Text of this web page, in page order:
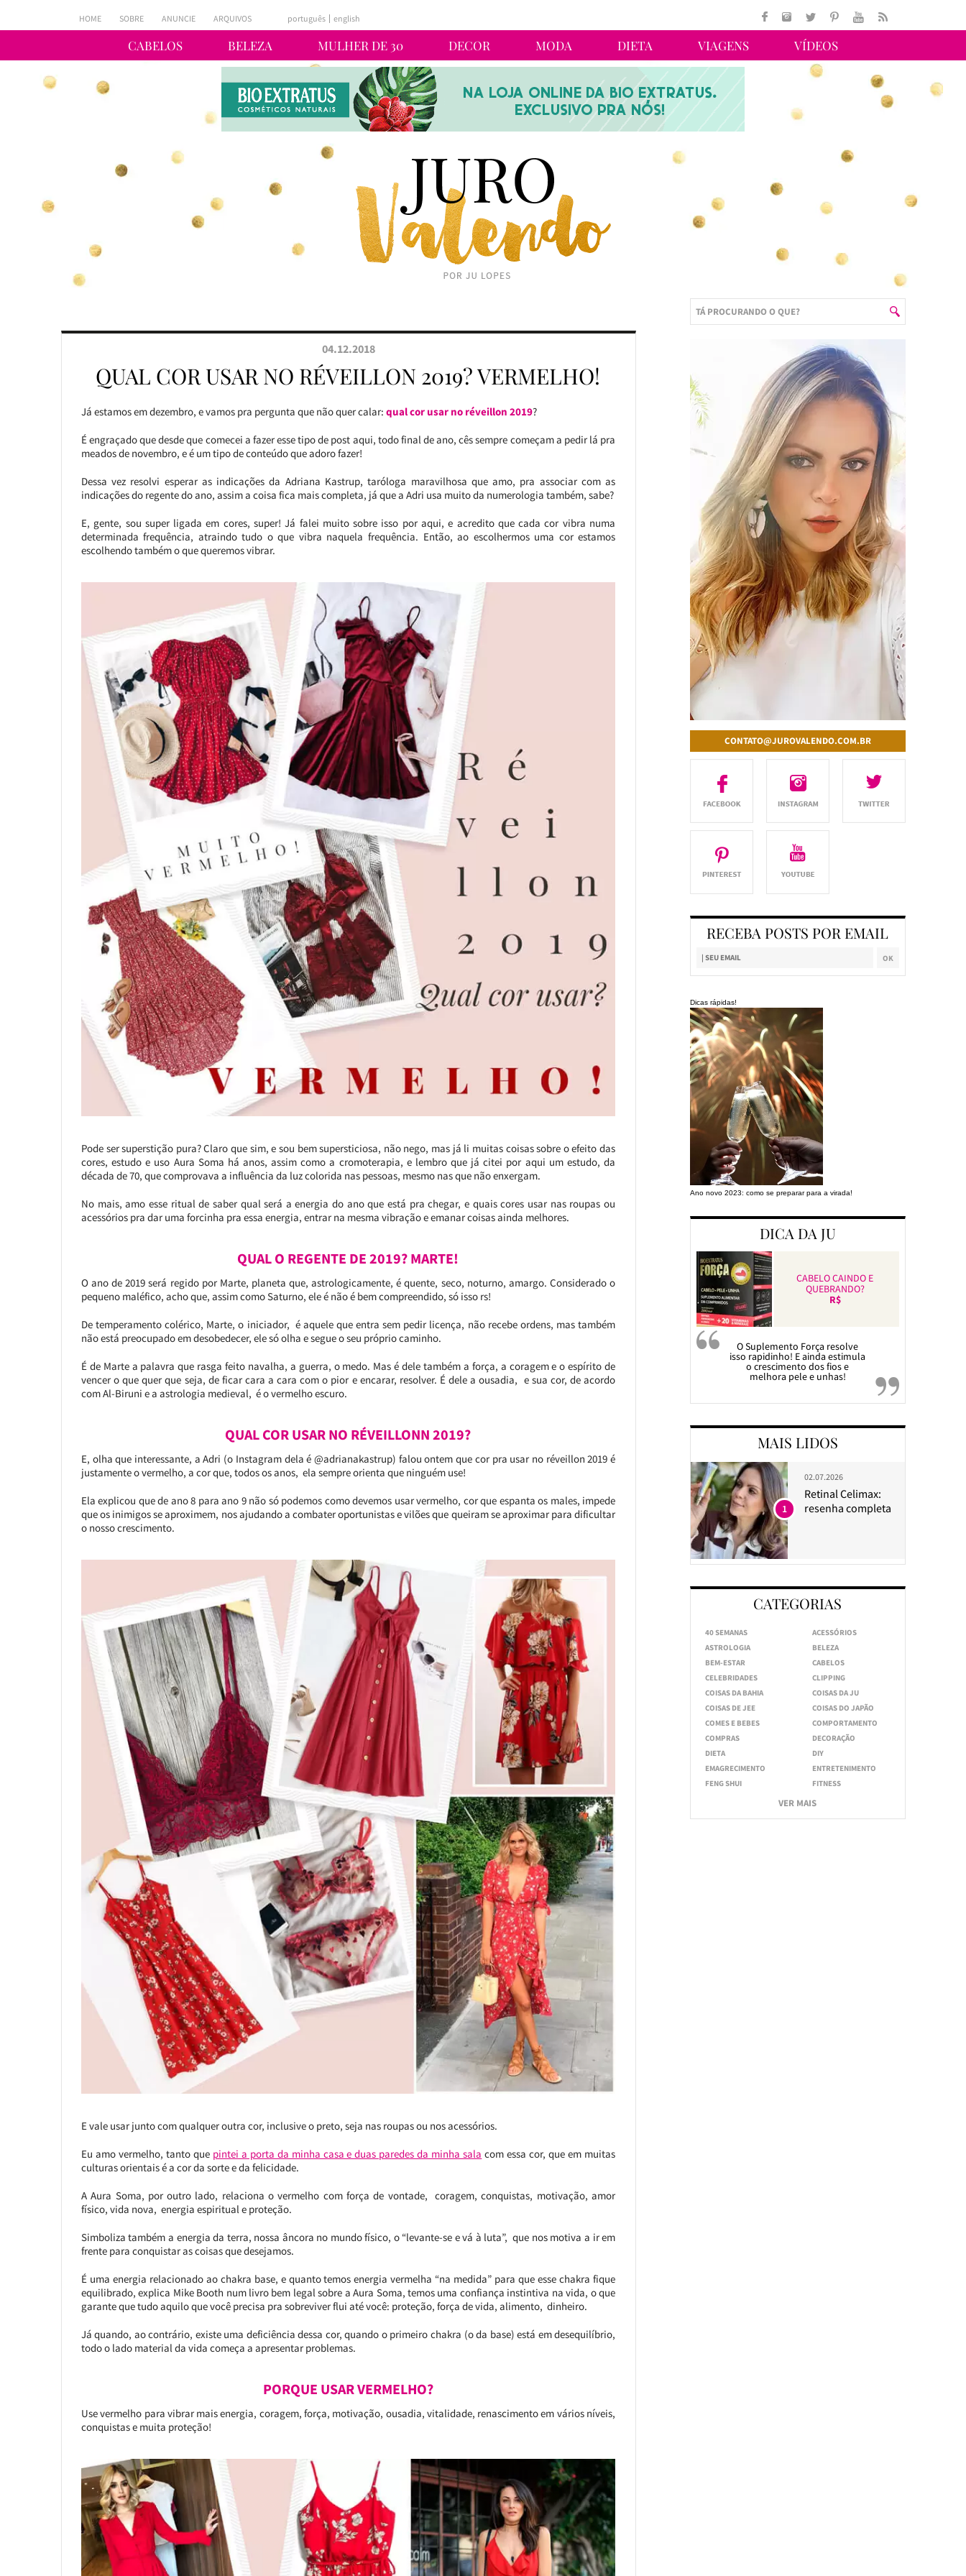
CABELOS BELEZA MULHER DE 30 DECOR MODA DIETA VIAGENS VÍDEOS
HOME SOBRE ANUNCIE ARQUIVOS português english
04.12.2018
QUAL COR USAR NO RÉVEILLON 2019? VERMELHO!
Já estamos em dezembro, e vamos pra pergunta que não quer calar: qual cor usar no réveillon 2019?
É engraçado que desde que comecei a fazer esse tipo de post aqui, todo final de ano, cês sempre começam a pedir lá pra
meados de novembro, e é um tipo de conteúdo que adoro fazer!
Dessa vez resolvi esperar as indicações da Adriana Kastrup, taróloga maravilhosa que amo, pra associar com as
indicações do regente do ano, assim a coisa fica mais completa, já que a Adri usa muito da numerologia também, sabe?
E, gente, sou super ligada em cores, super! Já falei muito sobre isso por aqui, e acredito que cada cor vibra numa
determinada frequência, atraindo tudo o que vibra naquela frequência. Então, ao escolhermos uma cor estamos
escolhendo também o que queremos vibrar.
Pode ser superstição pura? Claro que sim, e sou bem supersticiosa, não nego, mas já li muitas coisas sobre o efeito das
cores, estudo e uso Aura Soma há anos, assim como a cromoterapia, e lembro que já citei por aqui um estudo, da
década de 70, que comprovava a influência da luz colorida nas pessoas, mesmo nas que não enxergam.
No mais, amo esse ritual de saber qual será a energia do ano que está pra chegar, e quais cores usar nas roupas ou
acessórios pra dar uma forcinha pra essa energia, entrar na mesma vibração e emanar coisas ainda melhores.
QUAL O REGENTE DE 2019? MARTE!
O ano de 2019 será regido por Marte, planeta que, astrologicamente, é quente, seco, noturno, amargo. Considerado o
pequeno maléfico, acho que, assim como Saturno, ele é não é bem compreendido, só isso rs!
De temperamento colérico, Marte, o iniciador, é aquele que entra sem pedir licença, não recebe ordens, mas também
não está preocupado em desobedecer, ele só olha e segue o seu próprio caminho.
É de Marte a palavra que rasga feito navalha, a guerra, o medo. Mas é dele também a força, a coragem e o espírito de
vencer o que quer que seja, de ficar cara a cara com o pior e encarar, resolver. É dele a ousadia, e sua cor, de acordo
com Al-Biruni e a astrologia medieval, é o vermelho escuro.
QUAL COR USAR NO RÉVEILLONN 2019?
E, olha que interessante, a Adri (o Instagram dela é @adrianakastrup) falou ontem que cor pra usar no réveillon 2019 é
justamente o vermelho, a cor que, todos os anos, ela sempre orienta que ninguém use!
Ela explicou que de ano 8 para ano 9 não só podemos como devemos usar vermelho, cor que espanta os males, impede
que os inimigos se aproximem, nos ajudando a combater oportunistas e vilões que queiram se aproximar para dificultar
o nosso crescimento.
E vale usar junto com qualquer outra cor, inclusive o preto, seja nas roupas ou nos acessórios.
Eu amo vermelho, tanto que pintei a porta da minha casa e duas paredes da minha sala com essa cor, que em muitas
culturas orientais é a cor da sorte e da felicidade.
A Aura Soma, por outro lado, relaciona o vermelho com força de vontade, coragem, conquistas, motivação, amor
físico, vida nova, energia espiritual e proteção.
Simboliza também a energia da terra, nossa âncora no mundo físico, o “levante-se e vá à luta”, que nos motiva a ir em
frente para conquistar as coisas que desejamos.
É uma energia relacionado ao chakra base, e quanto temos energia vermelha “na medida” para que esse chakra fique
equilibrado, explica Mike Booth num livro bem legal sobre a Aura Soma, temos uma confiança instintiva na vida, o que
garante que tudo aquilo que você precisa pra sobreviver flui até você: proteção, força de vida, alimento, dinheiro.
Já quando, ao contrário, existe uma deficiência dessa cor, quando o primeiro chakra (o da base) está em desequilíbrio,
todo o lado material da vida começa a apresentar problemas.
PORQUE USAR VERMELHO?
Use vermelho para vibrar mais energia, coragem, força, motivação, ousadia, vitalidade, renascimento em vários níveis,
conquistas e muita proteção!
CONTATO@JUROVALENDO.COM.BR
RECEBA POSTS POR EMAIL
Dicas rápidas!
Ano novo 2023: como se preparar para a virada!
DICA DA JU
CABELO CAINDO E
QUEBRANDO?
R$
O Suplemento Força resolve
isso rapidinho! E ainda estimula
o crescimento dos fios e
melhora pele e unhas!
MAIS LIDOS
02.07.2026
Retinal Celimax:
resenha completa
1
CATEGORIAS
40 SEMANAS
ACESSÓRIOS
ASTROLOGIA
BELEZA
BEM-ESTAR
CABELOS
CELEBRIDADES
CLIPPING
COISAS DA BAHIA
COISAS DA JU
COISAS DE JEE
COISAS DO JAPÃO
COMES E BEBES
COMPORTAMENTO
COMPRAS
DECORAÇÃO
DIETA
DIY
EMAGRECIMENTO
ENTRETENIMENTO
FENG SHUI
FITNESS
VER MAIS